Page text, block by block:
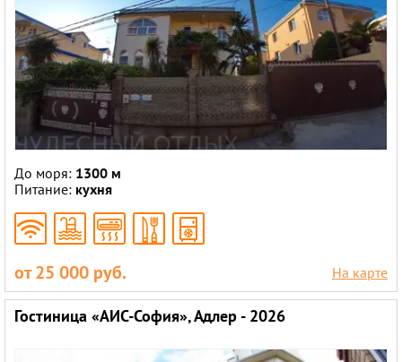
До моря: 1300 м
Питание: кухня
от 25 000 руб. На карте
Гостиница «АИС-София», Адлер - 2026